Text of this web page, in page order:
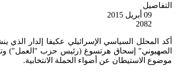
التفاصيل
09 أبريل 2015
2082
أكد المحلل السياسي الإسرائيلي عكيفا إلدار
الصهيوني" إسحاق هرتسوغ (رئيس حزب "العمل")
موضوع الاستيطان عن أضواء الحملة الانتخابية.